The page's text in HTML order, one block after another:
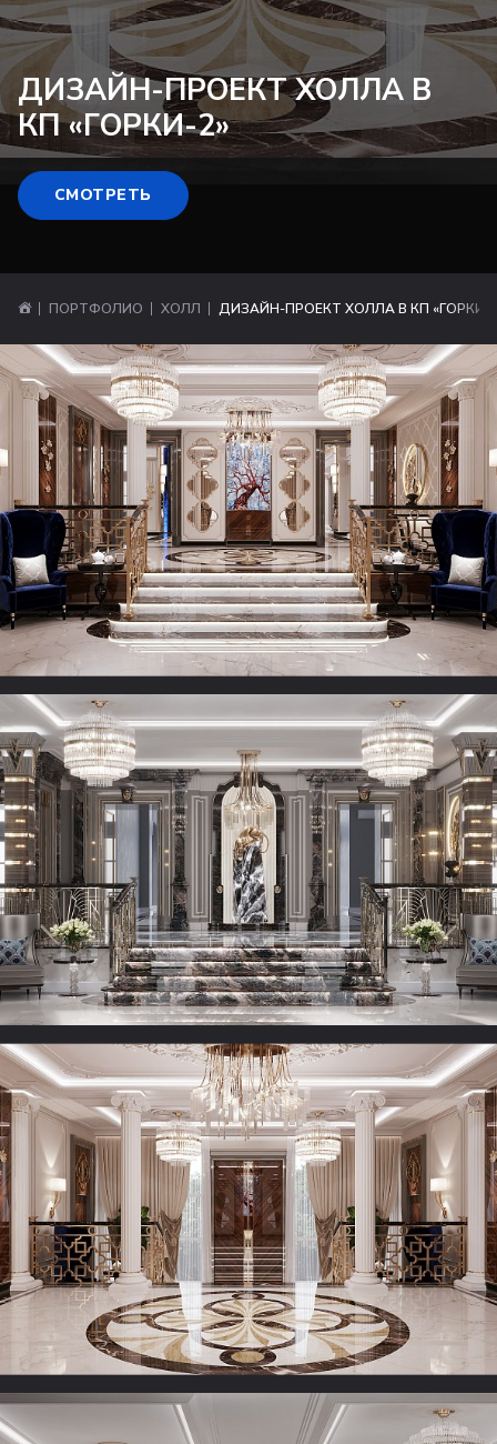
ДИЗАЙН-ПРОЕКТХОЛЛА В
КП «ГОРКИ-2»
СМОТРЕТЬ
ПОРТФОЛИО ХОЛЛ ДИЗАЙН-ПРОЕКТ ХОЛЛА В КП «ГОРКИ-